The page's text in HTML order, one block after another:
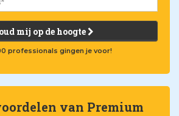
mij op de hoogte
professionals gingen je voor!
van Premium